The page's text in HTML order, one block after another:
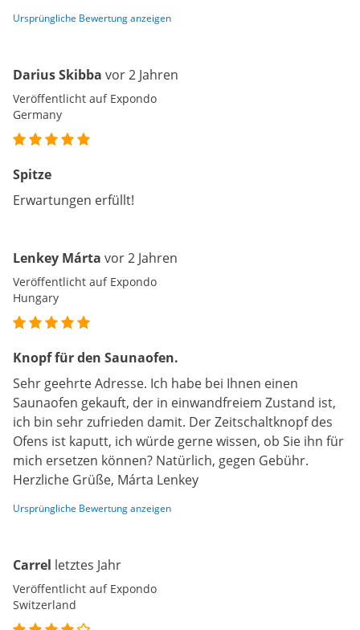
Ursprüngliche Bewertung anzeigen
Darius Skibba vor 2 Jahren
Veröffentlicht auf Expondo
Germany
Spitze
Erwartungen erfüllt!
Lenkey Márta vor 2 Jahren
Veröffentlicht auf Expondo
Hungary
Knopf für den Saunaofen.
Sehr geehrte Adresse. Ich habe bei Ihnen einen
Saunaofen gekauft, der in einwandfreiem Zustand ist,
ich bin sehr zufrieden damit. Der Zeitschaltknopf des
Ofens ist kaputt, ich würde gerne wissen, ob Sie ihn für
mich ersetzen können? Natürlich, gegen Gebühr.
Herzliche Grüße, Márta Lenkey
Ursprüngliche Bewertung anzeigen
Carrel letztes Jahr
Veröffentlicht auf Expondo
Switzerland